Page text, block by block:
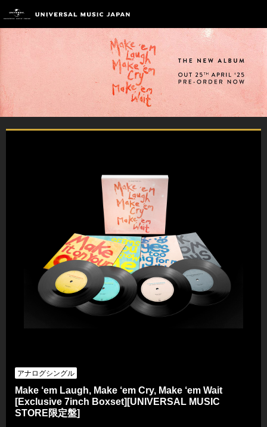
アナログシングル
Make ‘em Laugh, Make ‘em Cry, Make ‘em Wait
[Exclusive 7inch Boxset][UNIVERSAL MUSIC
STORE限定盤]